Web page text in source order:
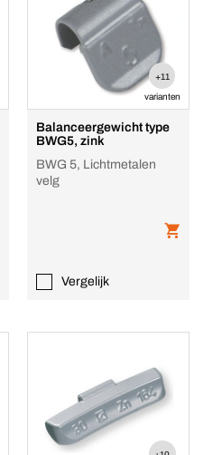
+11
varianten
Balanceergewicht type
BWG5, zink
BWG 5, Lichtmetalen
velg
Vergelijk